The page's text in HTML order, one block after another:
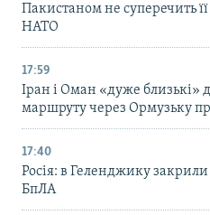
Пакистаном не суперечить
НАТО
17:59
Іран і Оман «дуже близькі»
маршруту через Ормузьку
17:40
Росія: в Геленджику закрили
БпЛА